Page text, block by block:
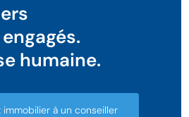
humaine.
à un conseiller